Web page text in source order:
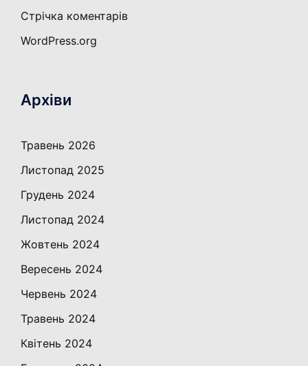
Стрічка коментарів
WordPress.org
Архіви
Травень 2026
Листопад 2025
Грудень 2024
Листопад 2024
Жовтень 2024
Вересень 2024
Червень 2024
Травень 2024
Квітень 2024